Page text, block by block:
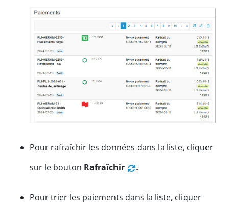
Pour rafraîchir les données dans la liste, cliquer
sur le bouton Rafraîchir .
Pour trier les paiements dans la liste, cliquer